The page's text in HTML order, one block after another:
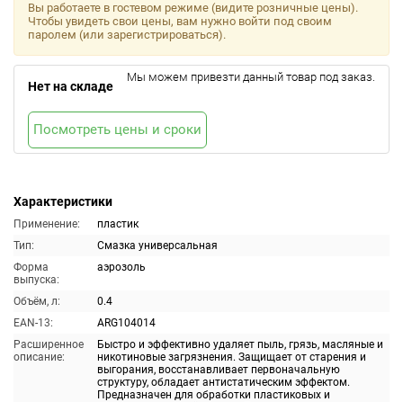
Характеристики
Применение:
пластик
Тип:
Смазка универсальная
Форма
выпуска:
аэрозоль
Объём, л:
0.4
EAN-13:
ARG104014
Расширенное
описание:
Быстро и эффективно удаляет пыль, грязь, масляные и
никотиновые загрязнения. Защищает от старения и
выгорания, восстанавливает первоначальную
структуру, обладает антистатическим эффектом.
Предназначен для обработки пластиковых и
Вы работаете в гостевом режиме (видите розничные цены).
Чтобы увидеть свои цены, вам нужно войти под своим
паролем (или зарегистрироваться).
Нет на складе
Мы можем привезти данный товар под заказ.
Посмотреть цены и сроки